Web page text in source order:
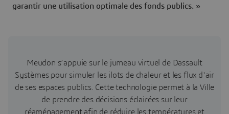
garantir une utilisation optimale des fonds publics. »
Meudon s’appuie sur le jumeau virtuel de Dassault
Systèmes pour simuler les ilots de chaleur et les flux d'air
de ses espaces publics. Cette technologie permet à la Ville
de prendre des décisions éclairées sur leur
réaménagement afin de réduire les températures et